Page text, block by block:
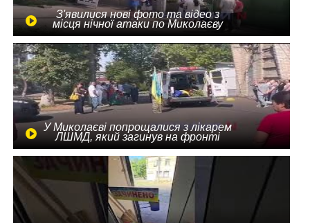
З'явилися нові фото та відео з
місця нічної атаки по Миколаєву
У Миколаєві попрощалися з лікарем
ЛШМД, який загинув на фронті